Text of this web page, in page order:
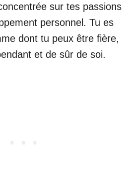
sur tes passions
personnel. Tu es
dont tu peux être fière,
et de sûr de soi.